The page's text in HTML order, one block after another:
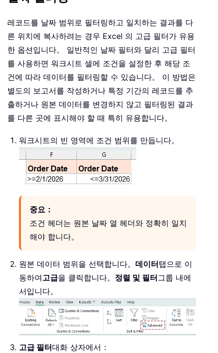
레코드를 날짜 범위로 필터링하고 일치하는 결과를 다
른 위치에 복사하려는 경우 Excel 의 고급 필터가 유용
한 옵션입니다。 일반적인 날짜 필터와 달리 고급 필터
를 사용하면 워크시트 셀에 조건을 설정한 후 해당 조
건에 따라 데이터를 필터링할 수 있습니다。 이 방법은
별도의 보고서를 작성하거나 특정 기간의 레코드를 추
출하거나 원본 데이터를 변경하지 않고 필터링된 결과
를 다른 곳에 표시해야 할 때 특히 유용합니다。
워크시트의 빈 영역에 조건 범위를 만듭니다。
중요：
조건 헤더는 원본 날짜 열 헤더와 정확히 일치
해야 합니다。
원본 데이터 범위을 선택합니다。 데이터탭으로 이
동하여고급을 클릭합니다。 정렬 및 필터그룹 내에
서입니다。
고급 필터대화 상자에서：